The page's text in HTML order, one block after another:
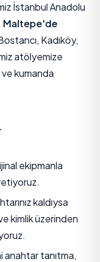
İstanbul Anadolu
Maltepe'de
Kadıköy,
atölyemize
kumanda
ekipmanla
kaldıysa
kimlik üzerinden
anahtar tanıtma,